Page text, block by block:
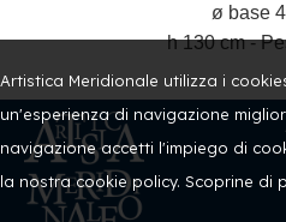
Artistica Meridionale utilizza i
un'esperienza di navigazione
navigazione accetti l'impiego di
la nostra cookie policy. Scoprine di
ø base
h 130 cm -